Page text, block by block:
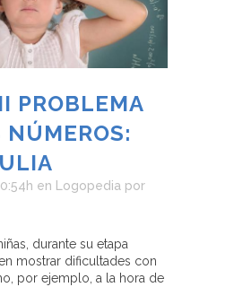
PROBLEMA
NÚMEROS:
en Logopedia por
durante su etapa
mostrar dificultades con
por ejemplo, a la hora de